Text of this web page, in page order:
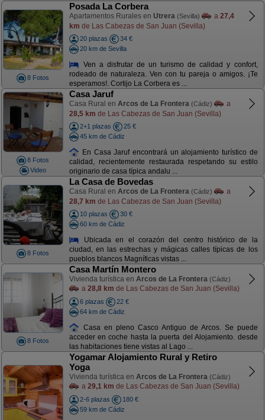
8 Fotos
Posada La Corbera
Apartamentos Rurales en Utrera (Sevilla) a 27,4
km de Las Cabezas de San Juan (Sevilla)
20 plazas
34 €
20 km de Sevilla
Ven a disfrutar de un turismo de calidad y confort,
rodeado de naturaleza. Ven con tu pareja o amigos. ¡Te
esperamos!. Cortijo La Corbera es ...
8 Fotos
Video
Casa Jaruf
Casa Rural en Arcos de La Frontera (Cádiz)
a
28,5 km de Las Cabezas de San Juan (Sevilla)
2+1 plazas
25 €
45 km de Cádiz
En Casa Jaruf encontrará un alojamiento turístico de
calidad, recientemente restaurada respetando su estilo
originario de casa típica andalu ...
8 Fotos
La Casa de Bovedas
Casa Rural en Arcos de La Frontera (Cádiz)
a
28,7 km de Las Cabezas de San Juan (Sevilla)
10 plazas
30 €
60 km de Cádiz
Ubicada en el corazón del centro histórico de la
ciudad, en las estrechas y mágicas calles típicas de los
pueblos blancos Magníficas vistas ...
8 Fotos
Casa Martín Montero
Vivienda turística en Arcos de La Frontera (Cádiz)
a 28,8 km de Las Cabezas de San Juan (Sevilla)
6 plazas
22 €
64 km de Cádiz
Casa en pleno Casco Antiguo de Arcos. Se puede
acceder en coche hasta la puerta del Alojamiento. desde
las habitaciones tiene vistas al Lago ...
Yogamar Alojamiento Rural y Retiro
Yoga
Vivienda turística en Arcos de La Frontera (Cádiz)
a 29,1 km de Las Cabezas de San Juan (Sevilla)
2-6 plazas
180 €
59 km de Cádiz